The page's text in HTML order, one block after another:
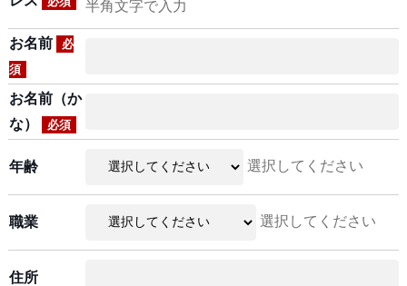
半角文字で入力
お名前
必
須
お名前（か
な）
必須
年齢 選択してください
職業 選択してください
住所